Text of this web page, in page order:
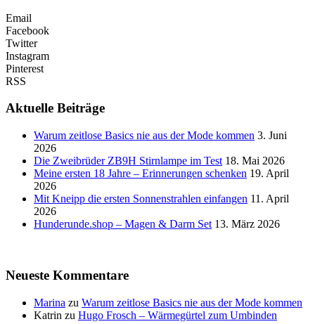
Email
Facebook
Twitter
Instagram
Pinterest
RSS
Aktuelle Beiträge
Warum zeitlose Basics nie aus der Mode kommen 3. Juni
2026
Die Zweibrüder ZB9H Stirnlampe im Test 18. Mai 2026
Meine ersten 18 Jahre – Erinnerungen schenken 19. April
2026
Mit Kneipp die ersten Sonnenstrahlen einfangen 11. April
2026
Hunderunde.shop – Magen & Darm Set 13. März 2026
Neueste Kommentare
Marina zu Warum zeitlose Basics nie aus der Mode kommen
Katrin zu Hugo Frosch – Wärmegürtel zum Umbinden